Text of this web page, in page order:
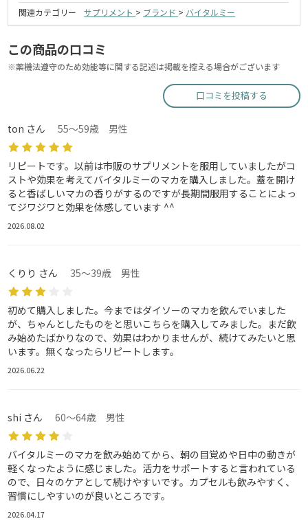
関連カテゴリー
サプリメント > ブランド > バイタルミー
この商品の口コミ
※薬機法遵守のため効能等に関する記述は掲載を控える場合がございます
口コミを投稿する
ton さん 55～59歳 男性
リピートです。以前は市販のサプリメントを服用していましたがコ
ストや効果を考えてバイタルミーのマカを購入しました。蓋を開け
ると香ばしいマカの香りがするのですが長期間服用することによっ
てジワジワと効果を体感しています ^^
2026.08.02
くりり さん 35～39歳 男性
初めて購入しました。今まではダイソーのマカを飲んでいました
が、ちゃんとしたものをと思いこちらを購入してみました。まだ飲
み始めたばかりなので、効果はわかりませんが、続けてみたいと思
います。無くなったらリピートします。
2026.06.22
shi さん 60～64歳 男性
バイタルミーのマカを飲み始めてから、朝の目覚めや日中の動きが
軽くなったように感じました。活力をサポートすると言われている
ので、日々のケアとして続けやすいです。カプセルも飲みやすく、
習慣にしやすいのが良いところです。
2026.04.17